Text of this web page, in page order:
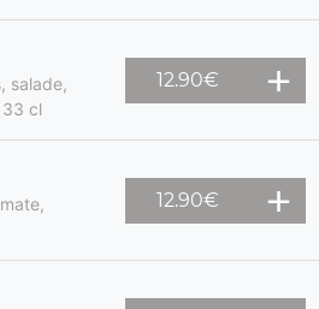
salade,
cl
12.90€
12.90€